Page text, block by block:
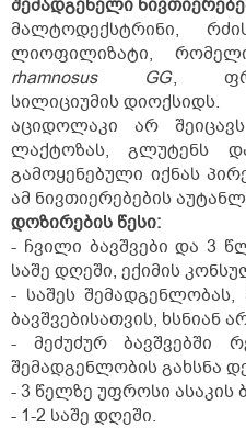
შემადგენელი
მალტოდექსტრინი,
ლიოფილიზატი,
rhamnosus GG,
სილიციუმის დიოქსიდს.
აციდოლაკი არ
ლაქტოზას, გლუტენს
გამოყენებული იქნას
ამ ნივთიერებების
დოზირების წესი:
- ჩვილი ბავშვები და 3
საშე დღეში, ექიმის
- საშეს
ბავშვებისათვის, ხსნიან
- მეძუძურ ბავშვებში
შემადგენლობის გახსნა
- 3 წელზე უფროსი ასაკის
- 1-2 საშე დღეში.